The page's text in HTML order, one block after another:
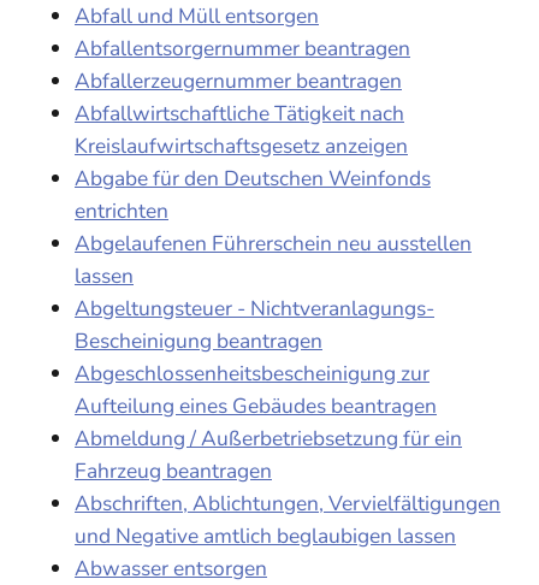
Abfall und Müll entsorgen
Abfallentsorgernummer beantragen
Abfallerzeugernummer beantragen
Abfallwirtschaftliche Tätigkeit nach
Kreislaufwirtschaftsgesetz anzeigen
Abgabe für den Deutschen Weinfonds
entrichten
Abgelaufenen Führerschein neu ausstellen
lassen
Abgeltungsteuer - Nichtveranlagungs-
Bescheinigung beantragen
Abgeschlossenheitsbescheinigung zur
Aufteilung eines Gebäudes beantragen
Abmeldung / Außerbetriebsetzung für ein
Fahrzeug beantragen
Abschriften, Ablichtungen, Vervielfältigungen
und Negative amtlich beglaubigen lassen
Abwasser entsorgen